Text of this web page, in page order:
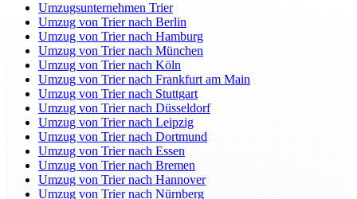
Umzugsunternehmen Trier
Umzug von Trier nach Berlin
Umzug von Trier nach Hamburg
Umzug von Trier nach München
Umzug von Trier nach Köln
Umzug von Trier nach Frankfurt am Main
Umzug von Trier nach Stuttgart
Umzug von Trier nach Düsseldorf
Umzug von Trier nach Leipzig
Umzug von Trier nach Dortmund
Umzug von Trier nach Essen
Umzug von Trier nach Bremen
Umzug von Trier nach Hannover
Umzug von Trier nach Nürnberg